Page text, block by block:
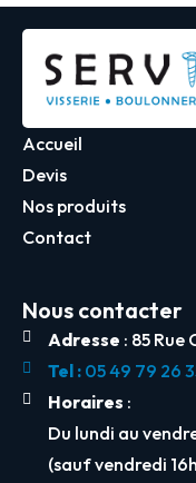
Accueil
Devis
Nos produits
Contact
Nous contacter
Adresse : 85
Tel :05 49 79 26
Horaires :
Du lundi au
(sauf vendredi